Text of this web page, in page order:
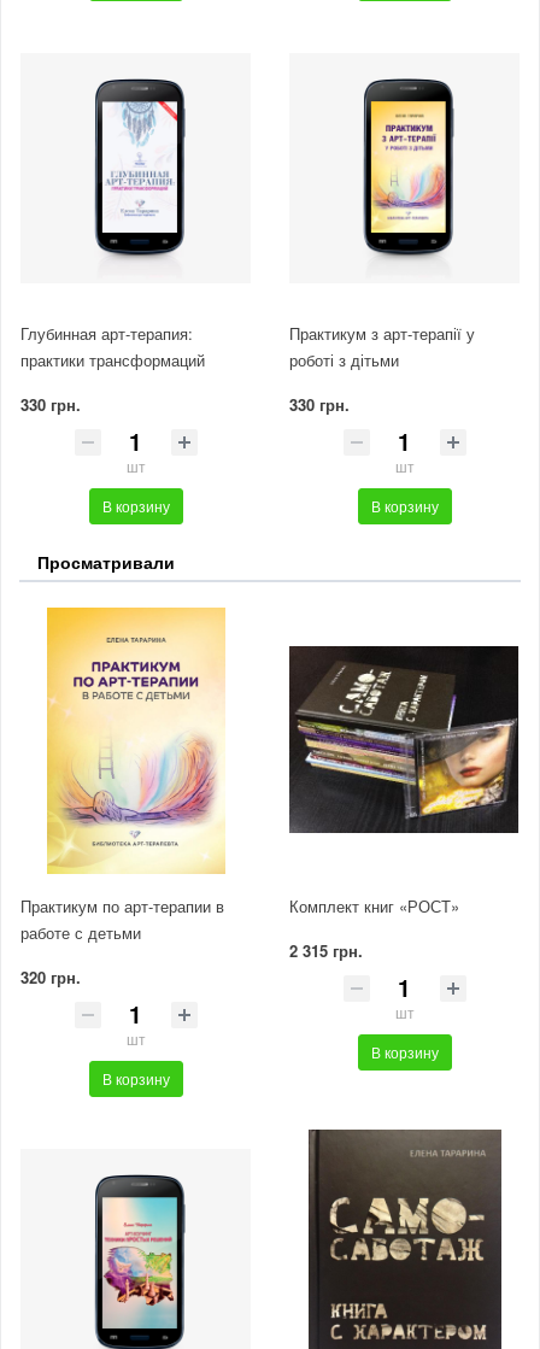
Глубинная арт-терапия:
практики трансформаций
330 грн.
шт
В корзину
Практикум з арт-терапії у
роботі з дітьми
330 грн.
шт
В корзину
Просматривали
Практикум по арт-терапии в
работе с детьми
320 грн.
шт
В корзину
Комплект книг «РОСТ»
2 315 грн.
шт
В корзину